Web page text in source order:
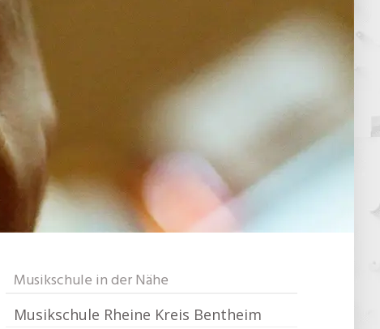
Musikschule in der Nähe
Musikschule Rheine Kreis Bentheim